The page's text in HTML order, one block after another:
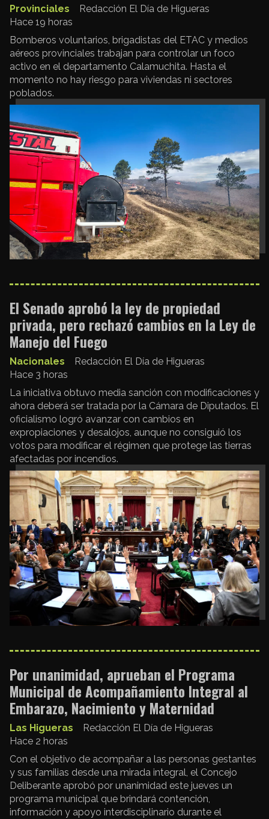
Redacción El Día de Higueras
Provinciales
Hace 19 horas
Bomberos voluntarios, brigadistas del ETAC y medios
aéreos provinciales trabajan para controlar un foco
activo en el departamento Calamuchita. Hasta el
momento no hay riesgo para viviendas ni sectores
poblados.
El Senado aprobó la ley de propiedad
privada, pero rechazó cambios en la Ley de
Manejo del Fuego
Redacción El Día de Higueras
Nacionales
Hace 3 horas
La iniciativa obtuvo media sanción con modificaciones y
ahora deberá ser tratada por la Cámara de Diputados. El
oficialismo logró avanzar con cambios en
expropiaciones y desalojos, aunque no consiguió los
votos para modificar el régimen que protege las tierras
afectadas por incendios.
Por unanimidad, aprueban el Programa
Municipal de Acompañamiento Integral al
Embarazo, Nacimiento y Maternidad
Redacción El Día de Higueras
Las Higueras
Hace 2 horas
Con el objetivo de acompañar a las personas gestantes
y sus familias desde una mirada integral, el Concejo
Deliberante aprobó por unanimidad este jueves un
programa municipal que brindará contención,
información y apoyo interdisciplinario durante el